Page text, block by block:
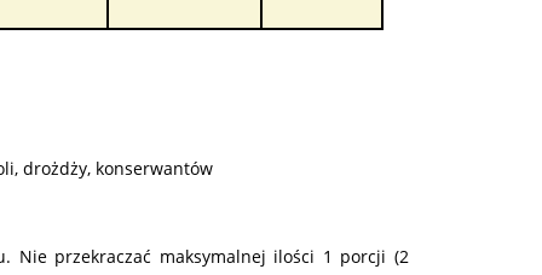
drożdży, konserwantów
Nie przekraczać maksymalnej ilości 1 porcji (2